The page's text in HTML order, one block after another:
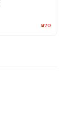
¥20